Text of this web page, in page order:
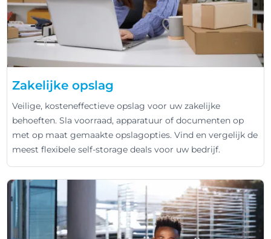
Zakelijke opslag
Veilige, kosteneffectieve opslag voor uw zakelijke
behoeften. Sla voorraad, apparatuur of documenten op
met op maat gemaakte opslagopties. Vind en vergelijk de
meest flexibele self-storage deals voor uw bedrijf.